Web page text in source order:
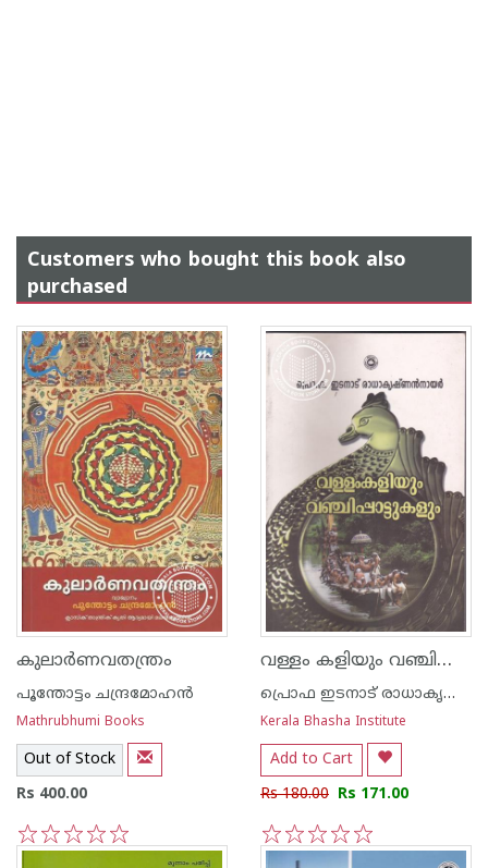
Customers who bought this book also
purchased
കുലാര്‍ണവതന്ത്രം
പൂന്തോട്ടം ചന്ദ്രമോഹന്‍
Mathrubhumi Books
Out of Stock
Rs 400.00
5
4
3
2
1
വള്ളം കളിയും വഞ്ചിപ്പാട്ടുകളും
പ്രൊഫ ഇടനാട് രാധാകൃഷ്ണന്‍ നായര്‍
Kerala Bhasha Institute
Add to Cart
Rs 180.00 Rs 171.00
5
4
3
2
1